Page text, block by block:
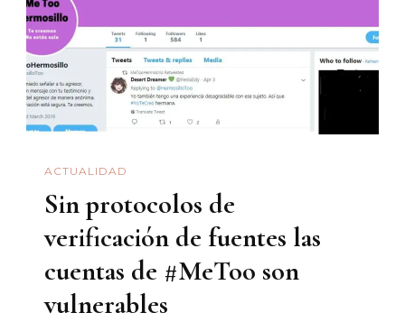
ACTUALIDAD
Sin protocolos de
verificación de fuentes las
cuentas de #MeToo son
vulnerables